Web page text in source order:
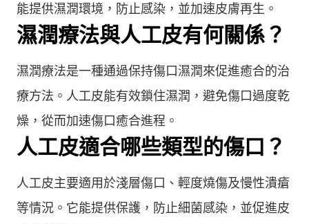
能提供濕潤環境，防止感染，並加速皮膚再生。
濕潤療法與人工皮有何關係？
濕潤療法是一種通過保持傷口濕潤來促進癒合的治
療方法。人工皮能有效鎖住濕潤，避免傷口過度乾
燥，從而加速傷口癒合進程。
人工皮適合哪些類型的傷口？
人工皮主要適用於淺層傷口、輕度燒傷及慢性潰瘡
等情況。它能提供保護，防止細菌感染，並促進皮